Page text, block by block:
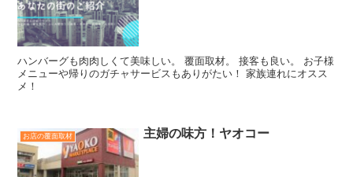
ハンバーグも肉肉しくて美味しい。 覆面取材。 接客も良い。 お子様
メニューや帰りのガチャサービスもありがたい！ 家族連れにオスス
メ！
お店の覆面取材 主婦の味方！ヤオコー